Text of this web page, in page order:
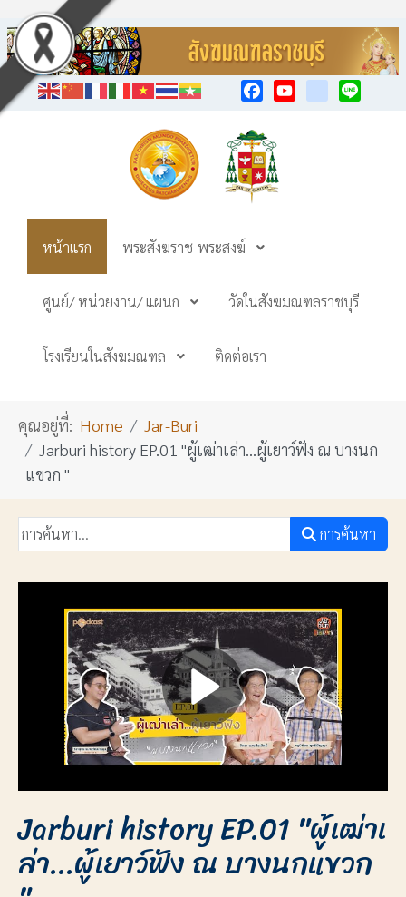
หน้าแรก พระสังฆราช-พระสงฆ์
ศูนย์/ หน่วยงาน/ แผนก วัดในสังฆมณฑลราชบุรี
โรงเรียนในสังฆมณฑล ติดต่อเรา
คุณอยู่ที่: Home
Jar-Buri
Jarburi history EP.01 "ผู้เฒ่าเล่า...ผู้เยาว์ฟัง ณ บางนก
แขวก "
การค้นหา
Jarburi history EP.01 "ผู้เฒ่าเ
ล่า...ผู้เยาว์ฟัง ณ บางนกแขวก